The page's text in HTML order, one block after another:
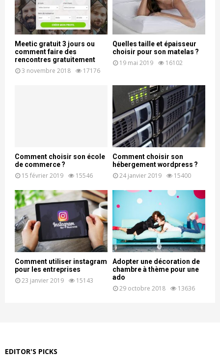
Meetic gratuit 3 jours ou
comment faire des
rencontres gratuitement
3 novembre 2018 17176
Quelles taille et épaisseur
choisir pour son matelas ?
19 mai 2019 16102
Comment choisir son école
de commerce ?
15 février 2019 15546
Comment choisir son
hébergement wordpress ?
24 janvier 2019 15400
Comment utiliser instagram
pour les entreprises
23 janvier 2019 15143
Adopter une décoration de
chambre à thème pour une
ado
29 octobre 2018 13636
EDITOR'S PICKS